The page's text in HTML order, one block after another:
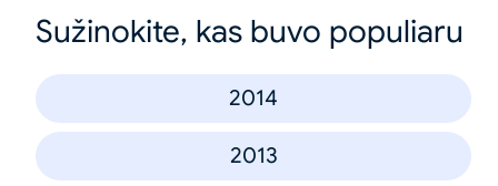
Sužinokite, kas buvo populiaru
2014
2013